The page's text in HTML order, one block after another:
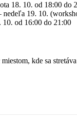
18. 10. od 18:00 do
nedeľa 19. 10.
10. od 16:00 do 21:00
kde sa